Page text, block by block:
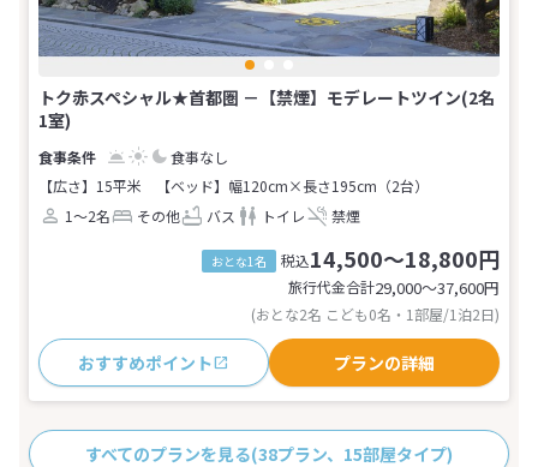
トク赤スペシャル★首都圏 －【禁煙】モデレートツイン(2名
1室)
食事なし
【広さ】15平米
【ベッド】幅120cm×長さ195cm（2台）
1～2名
その他 バス トイレ 禁煙
おとな1名 税込14,500～18,800円
旅行代金合計29,000〜37,600円
(おとな2名 こども0名・1部屋/1泊2日)
おすすめポイント プランの詳細
すべてのプランを見る(38プラン、15部屋タイプ)